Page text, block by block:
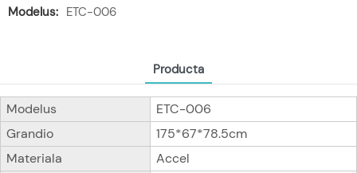
Modelus: ETC-006
Producta
Modelus
ETC-006
Grandio
175*67*78.5cm
Materiala
Accel